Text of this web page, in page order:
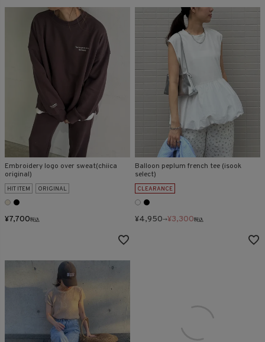
Embroidery logo over sweat(chiica
original)
HIT ITEM ORIGINAL
¥7,700税込
Balloon peplum french tee (isook
select)
CLEARANCE
¥4,950→¥3,300税込